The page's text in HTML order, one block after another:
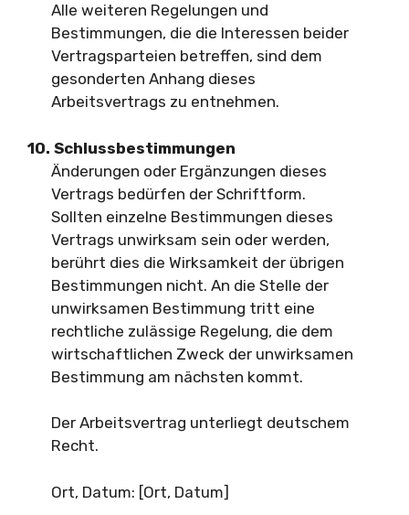
Alle weiteren Regelungen und
Bestimmungen, die die Interessen beider
Vertragsparteien betreffen, sind dem
gesonderten Anhang dieses
Arbeitsvertrags zu entnehmen.
10. Schlussbestimmungen
Änderungen oder Ergänzungen dieses
Vertrags bedürfen der Schriftform.
Sollten einzelne Bestimmungen dieses
Vertrags unwirksam sein oder werden,
berührt dies die Wirksamkeit der übrigen
Bestimmungen nicht. An die Stelle der
unwirksamen Bestimmung tritt eine
rechtliche zulässige Regelung, die dem
wirtschaftlichen Zweck der unwirksamen
Bestimmung am nächsten kommt.
Der Arbeitsvertrag unterliegt deutschem
Recht.
Ort, Datum: [Ort, Datum]